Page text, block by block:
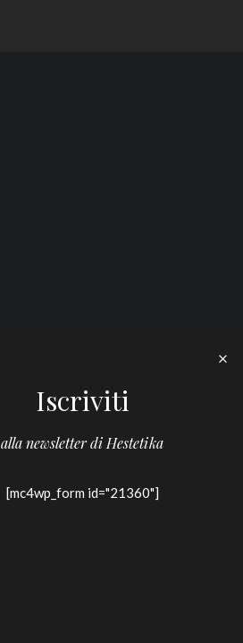
Iscriviti
alla newsletter di Hestetika
[mc4wp_form id="21360"]